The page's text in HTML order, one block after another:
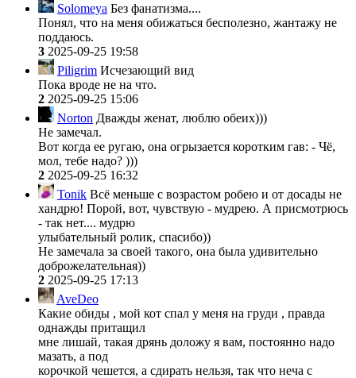
Solomeya Без фанатизма....
Понял, что на меня обижаться бесполезно, жантажу не
поддаюсь.
3 2025-09-25 19:58
Piligrim Исчезающий вид
Пока вроде не на что.
2 2025-09-25 15:06
Norton Дважды женат, люблю обеих)))
Не замечал.
Вот когда ее ругаю, она огрызается коротким гав: - Чё,
мол, тебе надо? )))
2 2025-09-25 16:32
Tonik Всё меньше с возрастом робею и от досады не
хандрю! Порой, вот, чувствую - мудрею. А присмотрюсь
- так нет.... мудрю
улыбательный ролик, спасибо))
Не замечала за своей такого, она была удивительно
доброжелательная))
2 2025-09-25 17:13
AveDeo
Какие обиды , мой кот спал у меня на груди , правда
однажды притащил
мне лишай, такая дрянь доложу я вам, постоянно надо
мазать, а под
корочкой чешется, а сдирать нельзя, так что неча с